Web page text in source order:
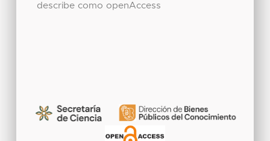
describe como openAccess